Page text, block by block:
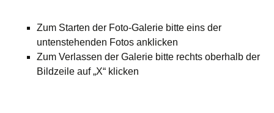
Zum Starten der Foto-Galerie bitte eins der
untenstehenden Fotos anklicken
Zum Verlassen der Galerie bitte rechts oberhalb der
Bildzeile auf „X“ klicken